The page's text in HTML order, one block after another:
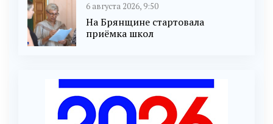
6 августа 2026, 9:50
На Брянщине стартовала
приёмка школ